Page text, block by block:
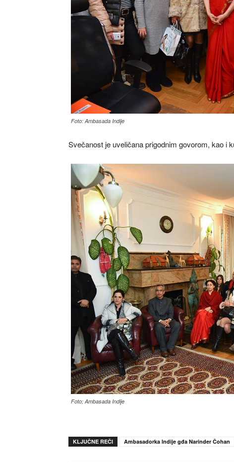
Foto: Ambasada Indije
Svečanost je uveličana prigodnim govorom, kao i
Foto; Ambasada Indije
KLJUČNE REČI Ambasadorka Indije gđa Narinder Čohan